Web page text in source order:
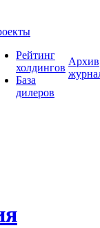
Рейтинг
холдингов
База
дилеров
Архив